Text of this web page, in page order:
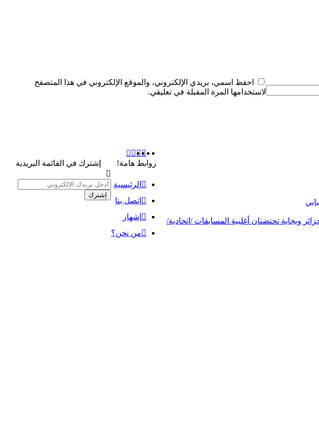
احفظ اسمي، بريدي الإلكتروني، والموقع الإلكتروني في هذا المتصفح
لاستخدامها المرة المقبلة في تعليقي.
فيسبوك
‫X
‫YouTube
روابط هامة!
الرئيسية
إتصل بنا
إشهار
من نحن؟
إشترك في القائمة البريدية
أدخل
بريدك
الإلكتروني